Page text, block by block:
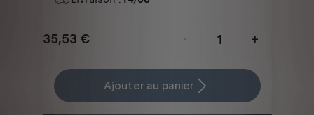
35,53 €
Price
35,53
-
+
Quantity
updated
Ajouter au panier